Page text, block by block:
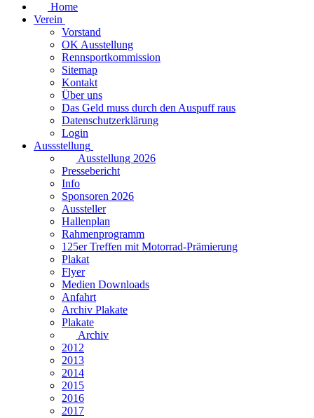
Home
Verein
Vorstand
OK Ausstellung
Rennsportkommission
Sitemap
Kontakt
Über uns
Das Geld muss durch den Auspuff raus
Datenschutzerklärung
Login
Aussstellung
Ausstellung 2026
Pressebericht
Info
Sponsoren 2026
Aussteller
Hallenplan
Rahmenprogramm
125er Treffen mit Motorrad-Prämierung
Plakat
Flyer
Medien Downloads
Anfahrt
Archiv Plakate
Plakate
Archiv
2012
2013
2014
2015
2016
2017